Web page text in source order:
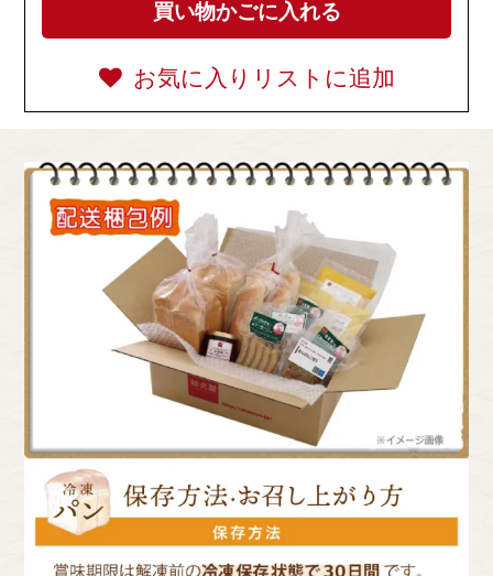
お気に入りリストに追加